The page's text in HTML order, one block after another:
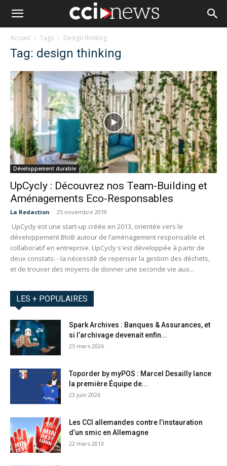
Accueil Tags Design thinking
Tag: design thinking
Développement durable
UpCycly : Découvrez nos Team-Building et
Aménagements Eco-Responsables
La Redaction - 25 novembre 2019
UpCycly est une start-up créée en 2013, orientée vers le
développement BtoB autour de l’aménagement responsable et
collaboratif en entreprise. UpCycly s'est développée à partir de
deux constats: - la nécessité de repenser la gestion des déchets,
et de trouver des moyens de donner une seconde vie aux...
LES + POPULAIRES
Spark Archives : Banques & Assurances, et
si l’archivage devenait enfin...
25 mars 2026
Toporder by myPOS : Marcel Desailly lance
la première Équipe de...
23 juin 2026
Les CCI allemandes contre l’instauration
d’un smic en Allemagne
22 mars 2013